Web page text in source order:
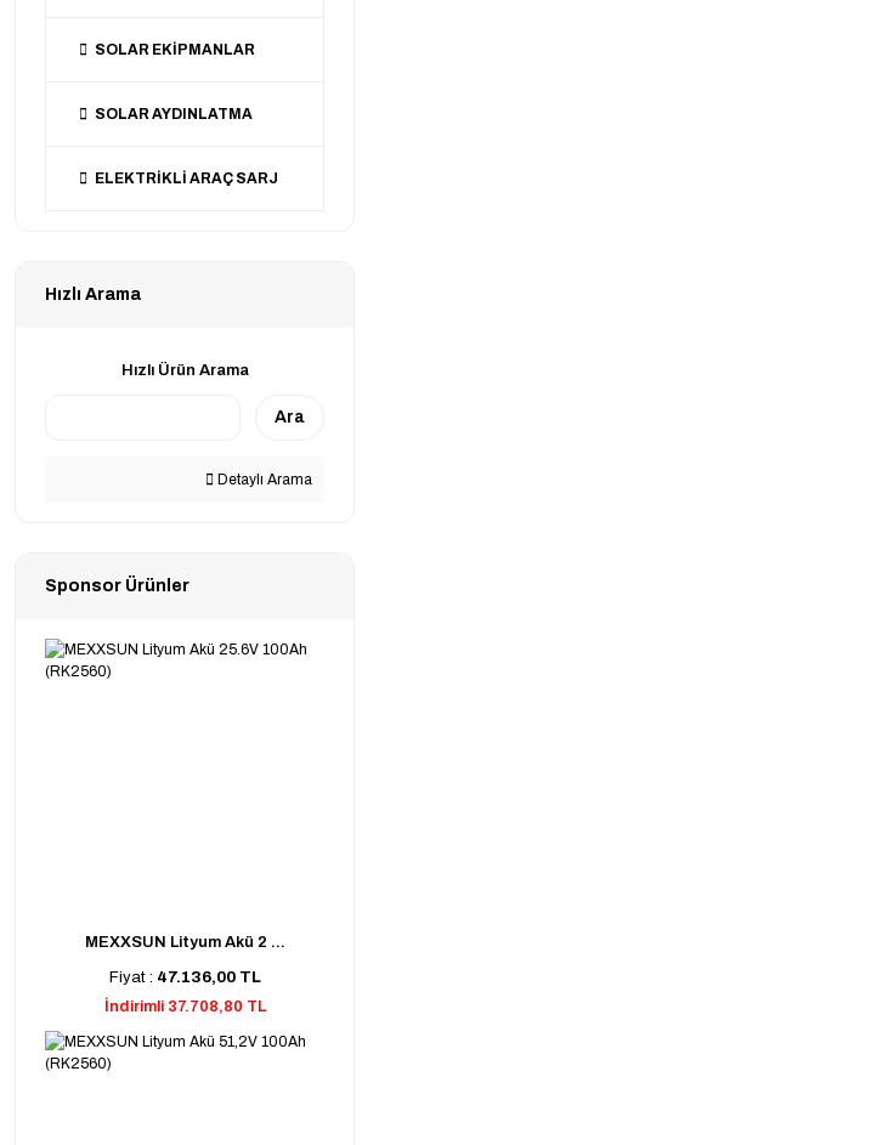
SOLAR EKİPMANLAR
SOLAR AYDINLATMA
ELEKTRİKLİ ARAÇ SARJ
Hızlı Arama
Hızlı Ürün Arama
Ara
Detaylı Arama
Sponsor Ürünler
MEXXSUN Lityum Akü 2 ...
Fiyat : 47.136,00 TL
İndirimli 37.708,80 TL